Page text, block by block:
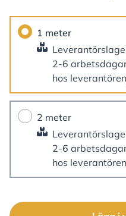
1 meter
2-6
hos
2 meter
2-6
hos